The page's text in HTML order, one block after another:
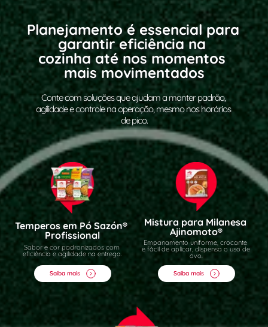
Planejamento é essencial para
garantir eficiência na
cozinha até nos momentos
mais movimentados
Conte com soluções que ajudam a manter padrão,
agilidade e controle na operação, mesmo nos horários
de pico.
Temperos em Pó Sazón®
Profissional
Sabor e cor padronizados com
eficiência e agilidade na entrega.
Saiba mais
Mistura para Milanesa
Ajinomoto®
Empanamento uniforme, crocante
e fácil de aplicar, dispensa o uso de
ovo.
Saiba mais